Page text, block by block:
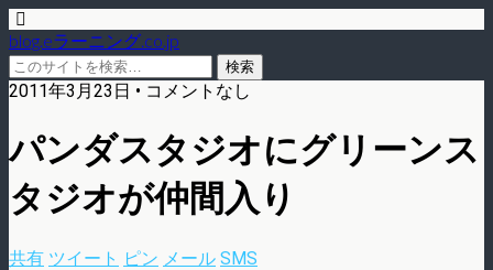
blog.eラーニング.co.jp
2011年3月23日 • コメントなし
パンダスタジオにグリーンス
タジオが仲間入り
共有 ツイート ピン メール SMS